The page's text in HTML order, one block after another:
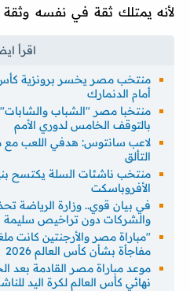
لأنه يمتلك ثقة في نفسه
منتخب مصر يخسر برونزية كأس
أمام الدنمارك
بالتوقف الخامس لدوري الأمم
لاعب سانتوس: هدفي اللعب
التألق
منتخب ناشئات السلة يكتسح
الأفروباسكت
في بيان قوي.. وزارة الرياضة
والشركات دون تراخيص سليمة
"مباراة مصر والأرجنتين كانت
مفاجأة بشأن كأس العالم 2026
موعد مباراة مصر القادمة بعد
نهائي كأس العالم لكرة اليد